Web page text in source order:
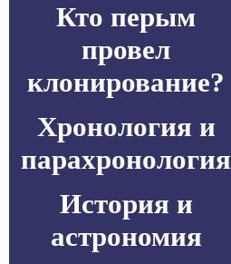
Кто перым
провел
клонирование?
Хронология и
парахронология
История и
астрономия